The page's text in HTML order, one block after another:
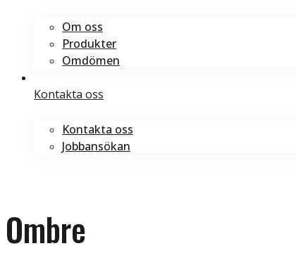
Om oss
Produkter
Omdömen
Kontakta oss
Kontakta oss
Jobbansökan
Ombre